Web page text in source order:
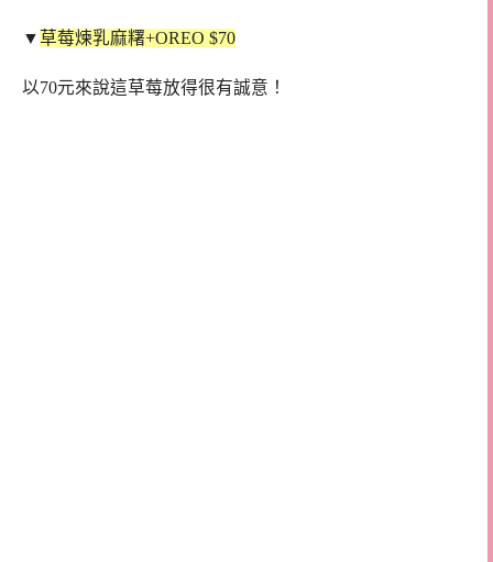
▼草莓煉乳麻糬+OREO $70
以70元來說這草莓放得很有誠意！